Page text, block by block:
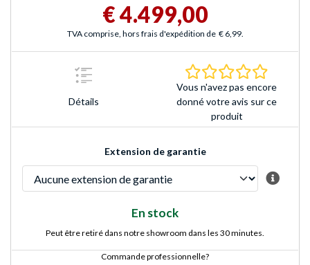
€ 4.499,00
TVA comprise, hors frais d'expédition de € 6,99.
Détails
Vous n'avez pas encore
donné votre avis sur ce
produit
Extension de garantie
En stock
Peut être retiré dans notre showroom dans les 30 minutes.
Commande professionnelle?